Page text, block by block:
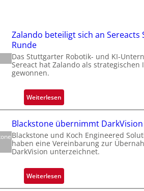
Zalando beteiligt sich an Sereacts
Runde
Das Stuttgarter Robotik- und KI-
Sereact hat Zalando als strategischen
gewonnen.
Weiterlesen:
Z
a
l
a
n
o
b
Blackstone übernimmt DarkVision
Blackstone und Koch Engineered
haben eine Vereinbarung zur
DarkVision unterzeichnet.
Weiterlesen:
B